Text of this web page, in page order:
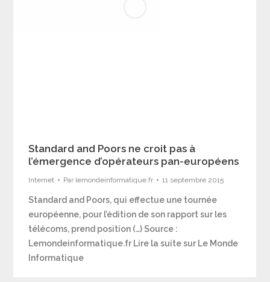
Standard and Poors ne croit pas à
l’émergence d’opérateurs pan-européens
Internet Par lemondeinformatique.fr 11 septembre 2015
Standard and Poors, qui effectue une tournée
européenne, pour l’édition de son rapport sur les
télécoms, prend position (…) Source :
Lemondeinformatique.fr Lire la suite sur Le Monde
Informatique